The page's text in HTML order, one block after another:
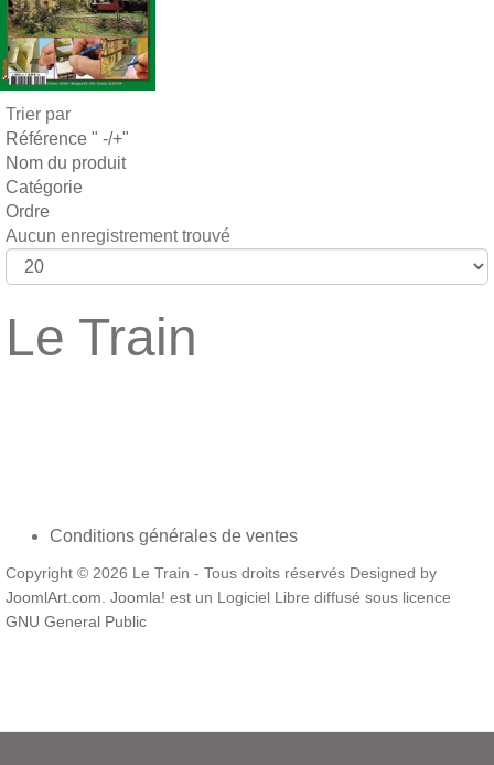
Trier par
Référence " -/+"
Nom du produit
Catégorie
Ordre
Aucun enregistrement trouvé
Le Train
Conditions générales de ventes
Copyright © 2026 Le Train - Tous droits réservés Designed by
JoomlArt.com. Joomla! est un Logiciel Libre diffusé sous licence
GNU General Public